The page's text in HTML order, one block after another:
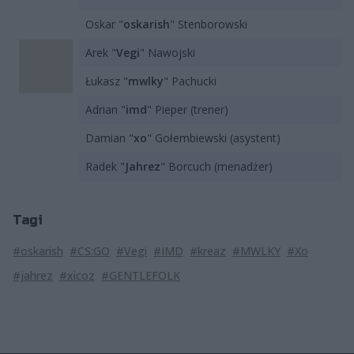
Oskar "oskarish" Stenborowski
Arek "Vegi" Nawojski
Łukasz "mwlky" Pachucki
Adrian "imd" Pieper (trener)
Damian "xo" Gołembiewski (asystent)
Radek "Jahrez" Borcuch (menadżer)
Tagi
#oskarish #CS:GO #Vegi #IMD #kreaz #MWLKY #Xo
#jahrez #xicoz #GENTLEFOLK